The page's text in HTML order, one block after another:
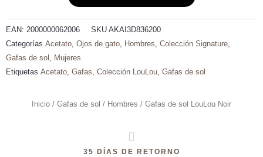
EAN: 2000000062006 SKU AKAI3D836200
Categorías Acetato, Ojos de gato, Hombres, Colección Signature,
Gafas de sol , Mujeres
Etiquetas Acetato, Gafas, Colección LouLou, Gafas de sol
Inicio / Gafas de sol / Hombres / Gafas de sol LouLou Noir
35 DÍAS DE RETORNO